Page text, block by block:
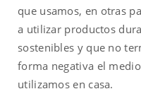
que usamos, en otras
a utilizar productos
sostenibles y que no
forma negativa el
utilizamos en casa.